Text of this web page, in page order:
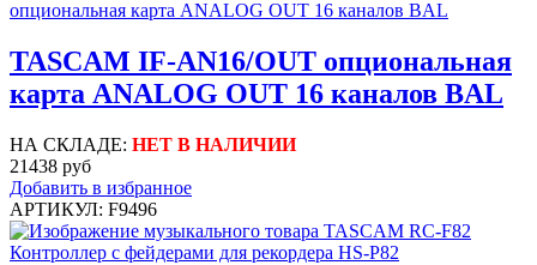
TASCAM IF-AN16/OUT опциональная
карта ANALOG OUT 16 каналов BAL
НА СКЛАДЕ: НЕТ В НАЛИЧИИ
21438 руб
Добавить в избранное
АРТИКУЛ: F9496